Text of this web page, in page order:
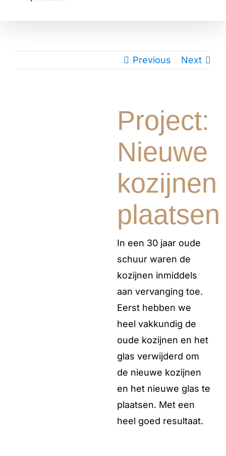
Previous Next
Project:
Nieuwe
kozijnen
plaatsen
In een 30 jaar oude
schuur waren de
kozijnen inmiddels
aan vervanging toe.
Eerst hebben we
heel vakkundig de
oude kozijnen en het
glas verwijderd om
de nieuwe kozijnen
en het nieuwe glas te
plaatsen. Met een
heel goed resultaat.